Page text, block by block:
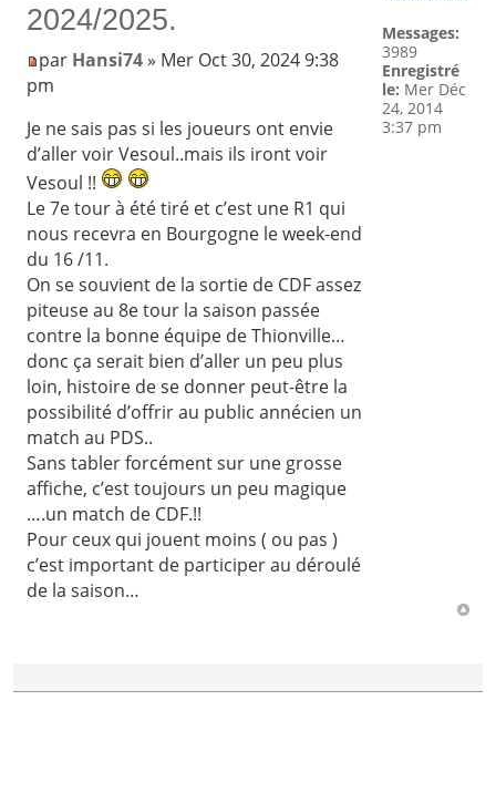
2024/2025.
par Hansi74» Mer Oct 30, 2024 9:38
pm
Je ne sais pas si les joueurs ont envie
d’aller voir Vesoul..mais ils iront voir
Vesoul !!
Le 7e tour à été tiré et c’est une R1 qui
nous recevra en Bourgogne le week-end
du 16 /11.
On se souvient de la sortie de CDF assez
piteuse au 8e tour la saison passée
contre la bonne équipe de Thionville…
donc ça serait bien d’aller un peu plus
loin, histoire de se donner peut-être la
possibilité d’offrir au public annécien un
match au PDS..
Sans tabler forcément sur une grosse
affiche, c’est toujours un peu magique
….un match de CDF.!!
Pour ceux qui jouent moins ( ou pas )
c’est important de participer au déroulé
de la saison…
Messages:
3989
Enregistré
le: Mer Déc
24, 2014
3:37 pm